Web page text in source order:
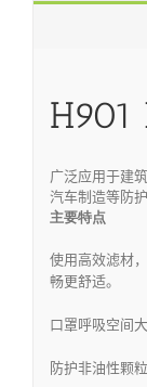
H901
广泛应用于建
汽车制造等防
主要特点
使用高效滤材
畅更舒适。
口罩呼吸空间
防护非油性颗